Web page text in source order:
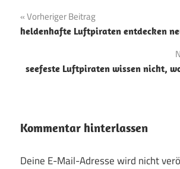
Beitragsnavigation
Vorheriger Beitrag
heldenhafte Luftpiraten entdecken
seefeste Luftpiraten wissen nicht,
Kommentar hinterlassen
Deine E-Mail-Adresse wird nicht